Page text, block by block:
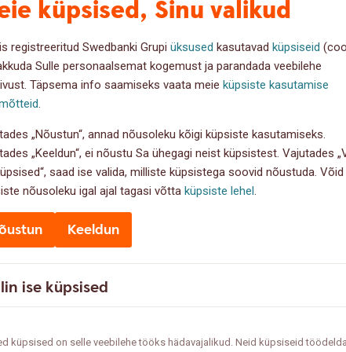
küpsised, Sinu valikud
registreeritud Swedbanki Grupiüksused kasutavadküpsiseid
Sulle personaalsemat kogemust ja parandada veebilehe
Täpsema info saamiseks vaata meieküpsiste kasutamise
.
„Nõustun“, annad nõusoleku kõigi küpsiste kasutamiseks.
„Keeldun“, ei nõustu Sa ühegagi neist küpsistest. Vajutades
saad ise valida, milliste küpsistega soovid nõustuda.
nõusoleku igal ajal tagasi võttaküpsiste lehel.
Keeldun
ise küpsised
küpsised on selle veebilehe tööks hädavajalikud. Neid küpsiseid
korral muudab intress laenu kallimaks.
saab krediitkaarti kasutada ka nii, et intressi ei pea üldse
maksevahendiks, kuna üldjuhul annavad pangad
mis kaitseb suuremaid oste ootamatute
välismaal. Seega võib krediitkaarti kasutada ka siis, kui
krediitkaarti kasutades mõistetaks, millal tuleb maksta intressi.
ootamatuste vastu
võivad aidata kulusid katta, tasub siiski mõelda ennetavalt
keerulisem ette näha. Samuti tasub mõista, et väikelaen ja
siis, kui taotleda kodulaenu.
vastu on meelerahufond ehk rahaline puhver, mis katab vähemalt
valida, kas üldse laenu võtta, ja aitab säilitada rahuliku meele
aga vaid siis, kui neid kasutada teadlikult. Kui aga ootamatud